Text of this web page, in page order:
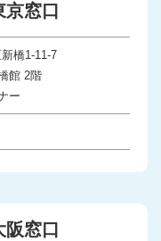
京窓口
橋1-11-7
館 2階
ー
阪窓口